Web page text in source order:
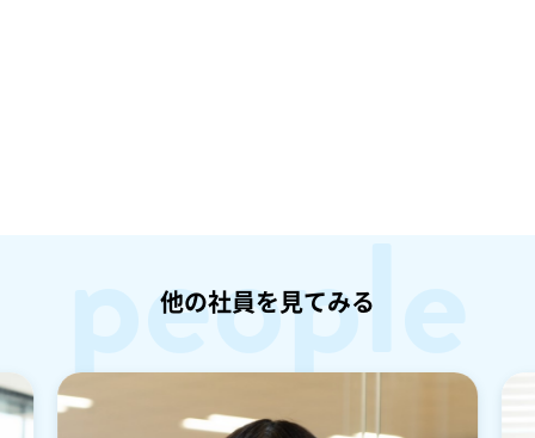
people
他の社員を見てみる